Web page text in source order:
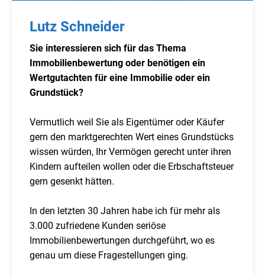
Lutz Schneider
Sie interessieren sich für das Thema
Immobilienbewertung oder benötigen ein
Wertgutachten für eine Immobilie oder ein
Grundstück?
Vermutlich weil Sie als Eigentümer oder Käufer
gern den marktgerechten Wert eines Grundstücks
wissen würden, Ihr Vermögen gerecht unter ihren
Kindern aufteilen wollen oder die Erbschaftsteuer
gern gesenkt hätten.
In den letzten 30 Jahren habe ich für mehr als
3.000 zufriedene Kunden seriöse
Immobilienbewertungen durchgeführt, wo es
genau um diese Fragestellungen ging.